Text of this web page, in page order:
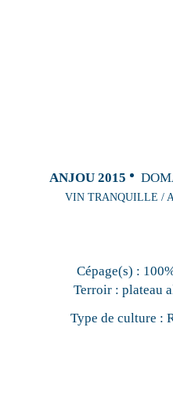
ANJOU 2015
VIN TRANQUILLE /
Cépage(s) :
Terroir : plateau
Type de culture :